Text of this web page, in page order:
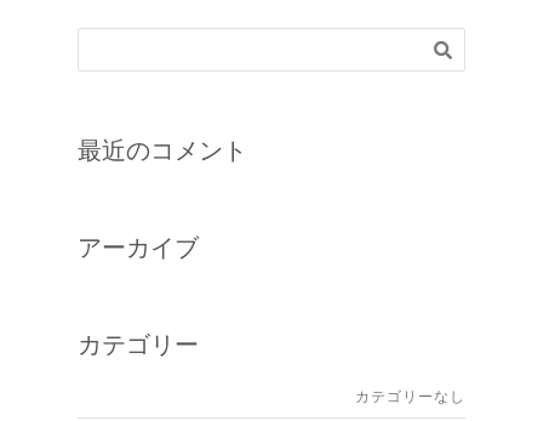
最近のコメント
アーカイブ
カテゴリー
カテゴリーなし